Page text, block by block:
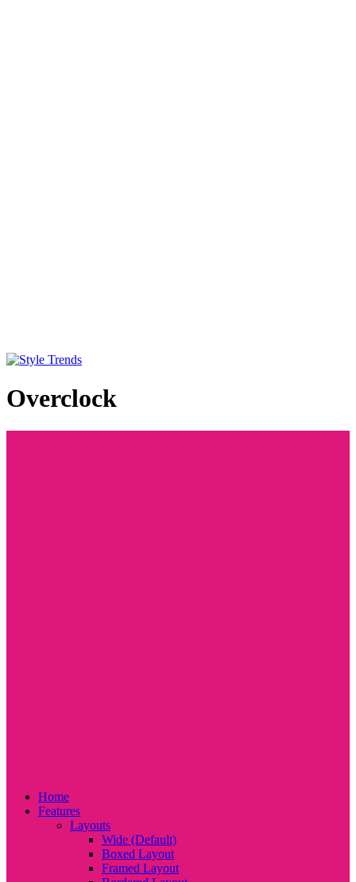
Overclock
Home
Features
Layouts
Wide (Default)
Boxed Layout
Framed Layout